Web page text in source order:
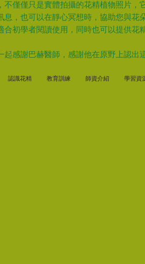
不僅僅只是實體拍攝的花精植物照片
息，也可以在靜心冥想時，協助您與
合初學者閱讀使用，同時也可以提供
起感謝巴赫醫師，感謝他在原野上認
認識花精 教育訓練 師資介紹 學習資